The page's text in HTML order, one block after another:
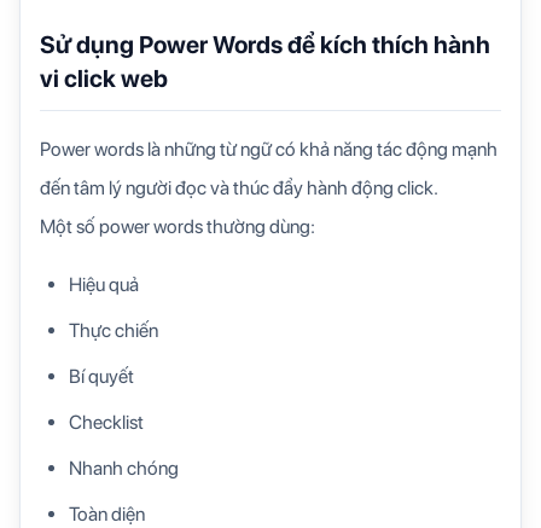
Sử dụng Power Words để kích thích hành
vi click web
Power words là những từ ngữ có khả năng tác động mạnh
đến tâm lý người đọc và thúc đẩy hành động click.
Một số power words thường dùng:
Hiệu quả
Thực chiến
Bí quyết
Checklist
Nhanh chóng
Toàn diện